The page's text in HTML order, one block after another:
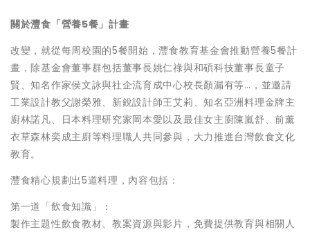
關於灃食「營養5餐」計畫
改變，就從每周校園的5餐開始，灃食教育基金會推動營養5餐計
畫，除基金會董事群包括董事長姚仁祿與和碩科技董事長童子
賢、知名作家侯文詠與社企流育成中心校長顏漏有等…，並邀請
工業設計教父謝榮雅、新銳設計師王艾莉、知名亞洲料理金牌主
廚林諾凡、日本料理研究家岡本愛以及最佳女主廚陳嵐舒、前薰
衣草森林奕成主廚等料理職人共同參與，大力推進台灣飲食文化
教育。
灃食精心規劃出5道料理，內容包括：
第一道「飲食知識」：
製作主題性飲食教材、教案資源與影片，免費提供教育與相關人